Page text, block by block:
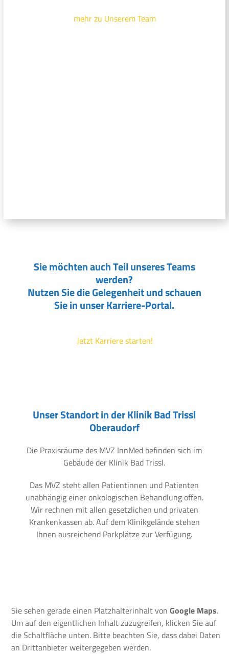
mehr zu Unserem Team
Sie möchten auch Teil unseres Teams
werden?
Nutzen Sie die Gelegenheit und schauen
Sie in unser Karriere-Portal.
Jetzt Karriere starten!
Unser Standort in der Klinik Bad Trissl
Oberaudorf
Die Praxisräume des MVZ InnMed befinden sich im
Gebäude der Klinik Bad Trissl.
Das MVZ steht allen Patientinnen und Patienten
unabhängig einer onkologischen Behandlung offen.
Wir rechnen mit allen gesetzlichen und privaten
Krankenkassen ab. Auf dem Klinikgelände stehen
Ihnen ausreichend Parkplätze zur Verfügung.
Sie sehen gerade einen Platzhalterinhalt vonGoogle Maps.
Um auf den eigentlichen Inhalt zuzugreifen, klicken Sie auf
die Schaltfläche unten. Bitte beachten Sie, dass dabei Daten
an Drittanbieter weitergegeben werden.